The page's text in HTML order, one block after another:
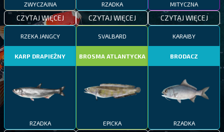
ZWYCZAJNA
CZYTAJ WIĘCEJ
RZADKA
CZYTAJ WIĘCEJ
MITYCZNA
CZYTAJ WIĘCEJ
RZEKA JANGCY
KARP DRAPIEŻNY
RZADKA
SVALBARD
BROSMA ATLANTYCKA
EPICKA
KARAIBY
BRODACZ
RZADKA